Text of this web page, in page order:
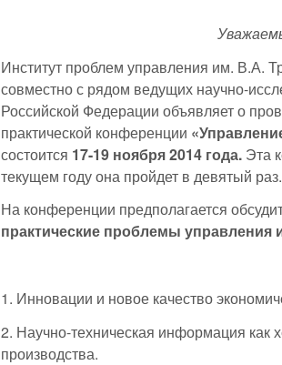
Институт проблем управления им. В.А.
совместно с рядом ведущих научно-
Российской Федерации объявляет о
практической конференции
состоится 17-19 ноября 2014 года. Эта
текущем году она пройдет в девятый раз.
На конференции предполагается
практические проблемы управления
1. Инновации и новое качество
2. Научно-техническая информация как
производства.